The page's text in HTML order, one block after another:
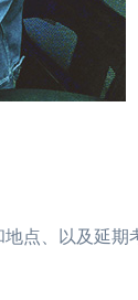
点、以及延期